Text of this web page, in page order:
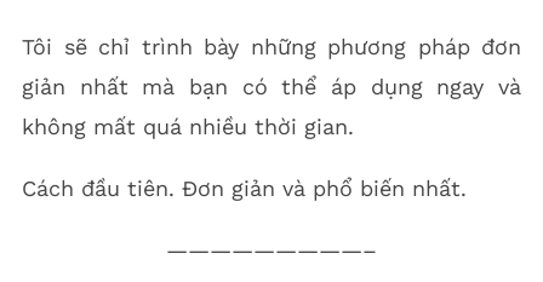
Tôi sẽ chỉ trình bày những phương pháp đơn
giản nhất mà bạn có thể áp dụng ngay và
không mất quá nhiều thời gian.
Cách đầu tiên. Đơn giản và phổ biến nhất.
—————————–